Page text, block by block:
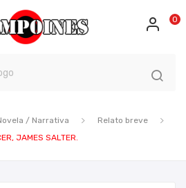
0
/ Narrativa
Relato breve
JAMES SALTER.